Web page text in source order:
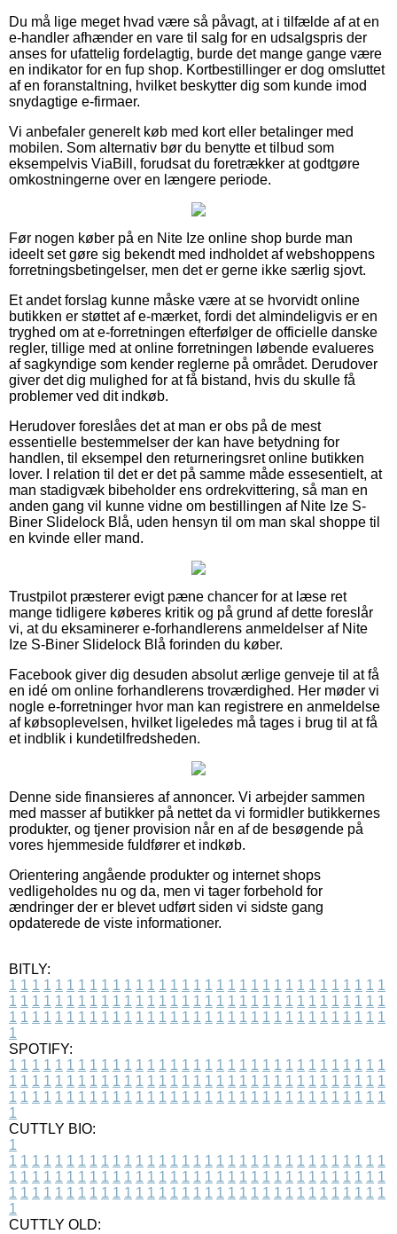
Du må lige meget hvad være så påvagt, at i tilfælde af at en
e-handler afhænder en vare til salg for en udsalgspris der
anses for ufattelig fordelagtig, burde det mange gange være
en indikator for en fup shop. Kortbestillinger er dog omsluttet
af en foranstaltning, hvilket beskytter dig som kunde imod
snydagtige e-firmaer.
Vi anbefaler generelt køb med kort eller betalinger med
mobilen. Som alternativ bør du benytte et tilbud som
eksempelvis ViaBill, forudsat du foretrækker at godtgøre
omkostningerne over en længere periode.
Før nogen køber på en Nite Ize online shop burde man
ideelt set gøre sig bekendt med indholdet af webshoppens
forretningsbetingelser, men det er gerne ikke særlig sjovt.
Et andet forslag kunne måske være at se hvorvidt online
butikken er støttet af e-mærket, fordi det almindeligvis er en
tryghed om at e-forretningen efterfølger de officielle danske
regler, tillige med at online forretningen løbende evalueres
af sagkyndige som kender reglerne på området. Derudover
giver det dig mulighed for at få bistand, hvis du skulle få
problemer ved dit indkøb.
Herudover foreslåes det at man er obs på de mest
essentielle bestemmelser der kan have betydning for
handlen, til eksempel den returneringsret online butikken
lover. I relation til det er det på samme måde essesentielt, at
man stadigvæk bibeholder ens ordrekvittering, så man en
anden gang vil kunne vidne om bestillingen af Nite Ize S-
Biner Slidelock Blå, uden hensyn til om man skal shoppe til
en kvinde eller mand.
Trustpilot præsterer evigt pæne chancer for at læse ret
mange tidligere køberes kritik og på grund af dette foreslår
vi, at du eksaminerer e-forhandlerens anmeldelser af Nite
Ize S-Biner Slidelock Blå forinden du køber.
Facebook giver dig desuden absolut ærlige genveje til at få
en idé om online forhandlerens troværdighed. Her møder vi
nogle e-forretninger hvor man kan registrere en anmeldelse
af købsoplevelsen, hvilket ligeledes må tages i brug til at få
et indblik i kundetilfredsheden.
Denne side finansieres af annoncer. Vi arbejder sammen
med masser af butikker på nettet da vi formidler butikkernes
produkter, og tjener provision når en af de besøgende på
vores hjemmeside fuldfører et indkøb.
Orientering angående produkter og internet shops
vedligeholdes nu og da, men vi tager forbehold for
ændringer der er blevet udført siden vi sidste gang
opdaterede de viste informationer.
BITLY:
1 1 1 1 1 1 1 1 1 1 1 1 1 1 1 1 1 1 1 1 1 1 1 1 1 1 1 1 1 1 1 1 1
1 1 1 1 1 1 1 1 1 1 1 1 1 1 1 1 1 1 1 1 1 1 1 1 1 1 1 1 1 1 1 1 1
1 1 1 1 1 1 1 1 1 1 1 1 1 1 1 1 1 1 1 1 1 1 1 1 1 1 1 1 1 1 1 1 1
1
SPOTIFY:
1 1 1 1 1 1 1 1 1 1 1 1 1 1 1 1 1 1 1 1 1 1 1 1 1 1 1 1 1 1 1 1 1
1 1 1 1 1 1 1 1 1 1 1 1 1 1 1 1 1 1 1 1 1 1 1 1 1 1 1 1 1 1 1 1 1
1 1 1 1 1 1 1 1 1 1 1 1 1 1 1 1 1 1 1 1 1 1 1 1 1 1 1 1 1 1 1 1 1
1
CUTTLY BIO:
1
1 1 1 1 1 1 1 1 1 1 1 1 1 1 1 1 1 1 1 1 1 1 1 1 1 1 1 1 1 1 1 1 1
1 1 1 1 1 1 1 1 1 1 1 1 1 1 1 1 1 1 1 1 1 1 1 1 1 1 1 1 1 1 1 1 1
1 1 1 1 1 1 1 1 1 1 1 1 1 1 1 1 1 1 1 1 1 1 1 1 1 1 1 1 1 1 1 1 1
1
CUTTLY OLD: